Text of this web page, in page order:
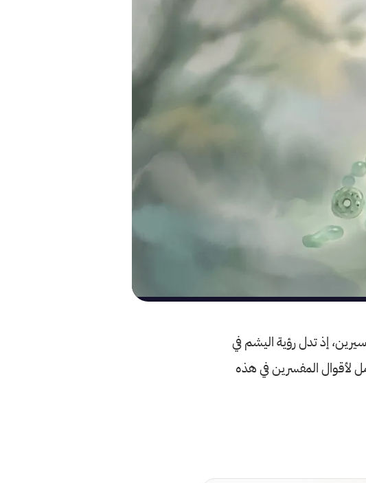
إذ تدل رؤية اليشم في
لأقوال المفسرين في هذه